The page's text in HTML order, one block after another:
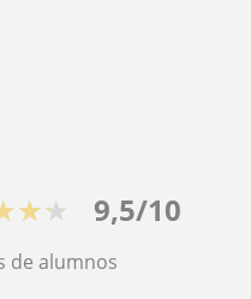
9,5/10
de alumnos